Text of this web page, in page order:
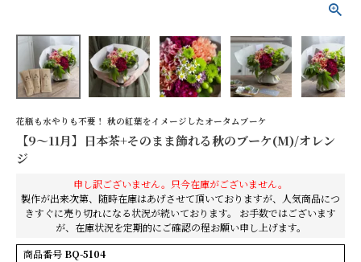
詳細を見る
花色で探す
シーンから探す
誕生日
記念日 開店祝い
もっと見る
花瓶も水やりも不要！ 秋の紅葉をイメージしたオータムブーケ
【9～11月】日本茶+そのまま飾れる秋のブーケ(M)/オレン
ジ
申し訳ございません。只今在庫がございません。
製作が出来次第、随時在庫はあげさせて頂いておりますが、人気商品につ
きすぐに売り切れになる状況が続いております。 お手数ではございます
が、在庫状況を定期的にご確認の程お願い申し上げます。
商品番号 BQ-5104